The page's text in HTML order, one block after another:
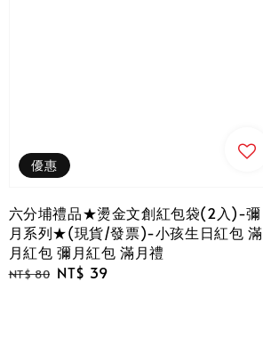
優惠
六分埔禮品★燙金文創紅包袋(2入)-彌
月系列★(現貨/發票)-小孩生日紅包 滿
月紅包 彌月紅包 滿月禮
Regular
NT$ 80 Sale
NT$ 39